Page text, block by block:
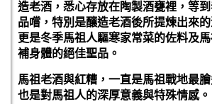
造老酒，悉心存放在陶製酒甕裡，等
品嚐，特別是釀造老酒後所提煉出來的
更是冬季馬祖人驅寒家常菜的佐料及
補身體的絕佳聖品。
馬祖老酒與紅糟，一直是馬祖戰地最膾
也是對馬祖人的深厚意義與特殊情感。